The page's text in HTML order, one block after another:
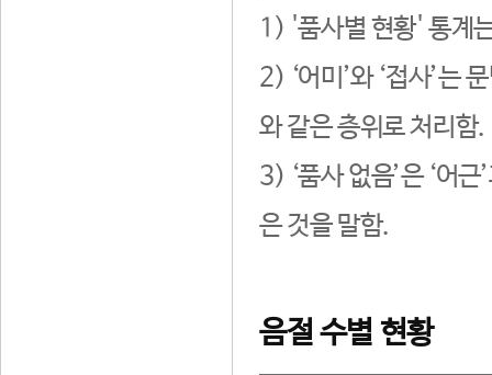
1) '품사별 현황' 통계
2) ‘어미’와 ‘접사’는
와 같은 층위로 처리함.
3) ‘품사 없음’은 ‘어
은 것을 말함.
음절 수별 현황